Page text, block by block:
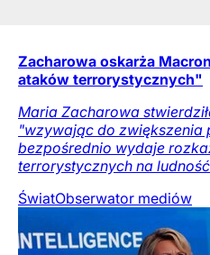
Zacharowa oskarża
ataków terrorystycznych"
Maria Zacharowa
"wzywając do zwiększenia
bezpośrednio wydaje
terrorystycznych na
ŚwiatObserwator mediów